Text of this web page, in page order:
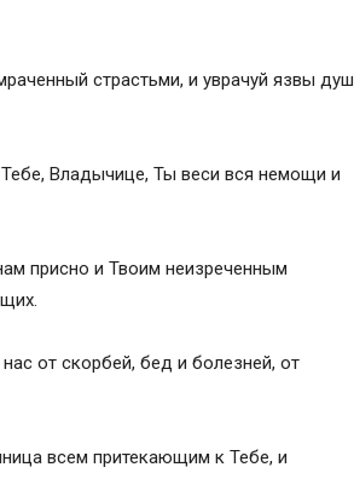
страстьми, и уврачуй язвы душ
Владычице, Ты веси вся немощи и
присно и Твоим неизреченным
от скорбей, бед и болезней, от
всем притекающим к Тебе, и